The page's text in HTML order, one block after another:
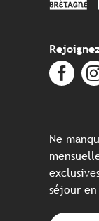
Ne
séjour en